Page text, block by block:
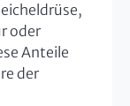
oder
Anteile
der